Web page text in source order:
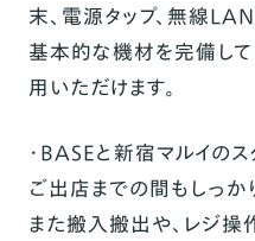
末、電源タップ、無線
基本的な機材を完備し
用いただけます。
・BASEと新宿マルイの
ご出店までの間もしっか
また搬入搬出や、レジ操